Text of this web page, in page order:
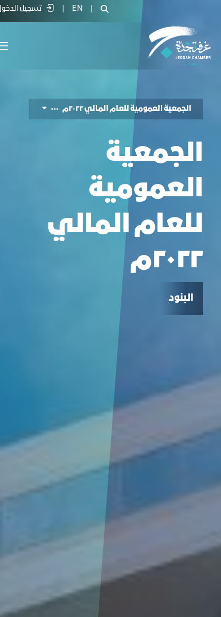
العمومية للعام المالي ٢٠٢٢م - غرفة جدة
EN تسجيل الدخول
الجمعية العمومية للعام المالي ٢٠٢٢م
الجمعية
العمومية
للعام المالي
٢٠٢٢م
البنود